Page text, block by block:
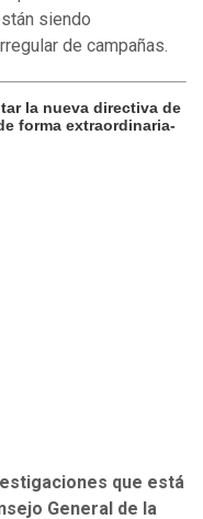
siendo
de campañas.
la nueva directiva de
forma extraordinaria-
que está
General de la